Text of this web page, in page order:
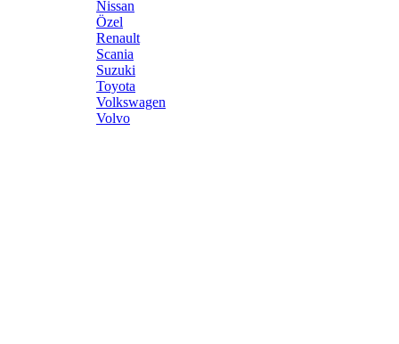
Nissan
Özel
Renault
Scania
Suzuki
Toyota
Volkswagen
Volvo